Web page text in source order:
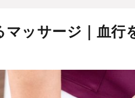
マッサージ｜血行